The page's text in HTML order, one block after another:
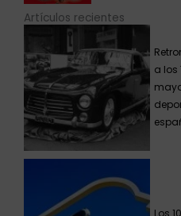
Artículos recientes
a los
Los